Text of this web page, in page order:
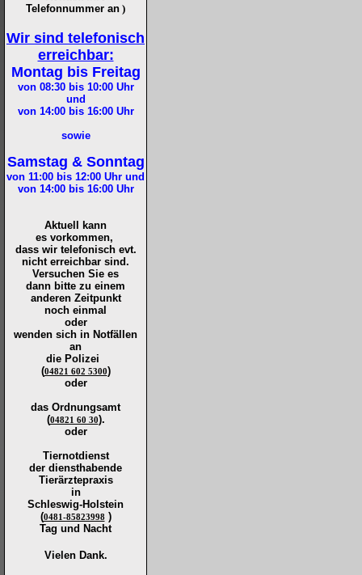
Telefonnummer an )
Wir sind telefonisch
erreichbar:
Montag bis Freitag
von 08:30 bis 10:00Uhr
und
von 14:00 bis 16:00Uhr
sowie
Samstag & Sonntag
von 11:00 bis 12:00 Uhr und
von 14:00 bis 16:00Uhr
Aktuell kann
es vorkommen,
dass wir telefonisch evt.
nicht erreichbar sind.
Versuchen Sie es
dann bitte zu einem
anderen Zeitpunkt
noch einmal
oder
wenden sich in Notfällen
an
die Polizei
(04821 602 5300)
oder
das Ordnungsamt
(04821 60 30).
oder
Tiernotdienst
der diensthabende
Tierärztepraxis
in
Schleswig-Holstein
(0481-85823998 )
Tag und Nacht
Vielen Dank.